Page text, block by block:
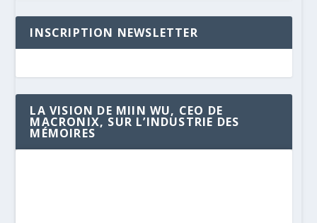
INSCRIPTION NEWSLETTER
LA VISION DE MIIN WU, CEO DE
MACRONIX, SUR L’INDUSTRIE DES
MÉMOIRES